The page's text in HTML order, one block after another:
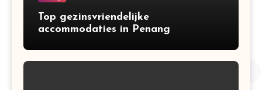
Top gezinsvriendelijke
accommodaties in Penang